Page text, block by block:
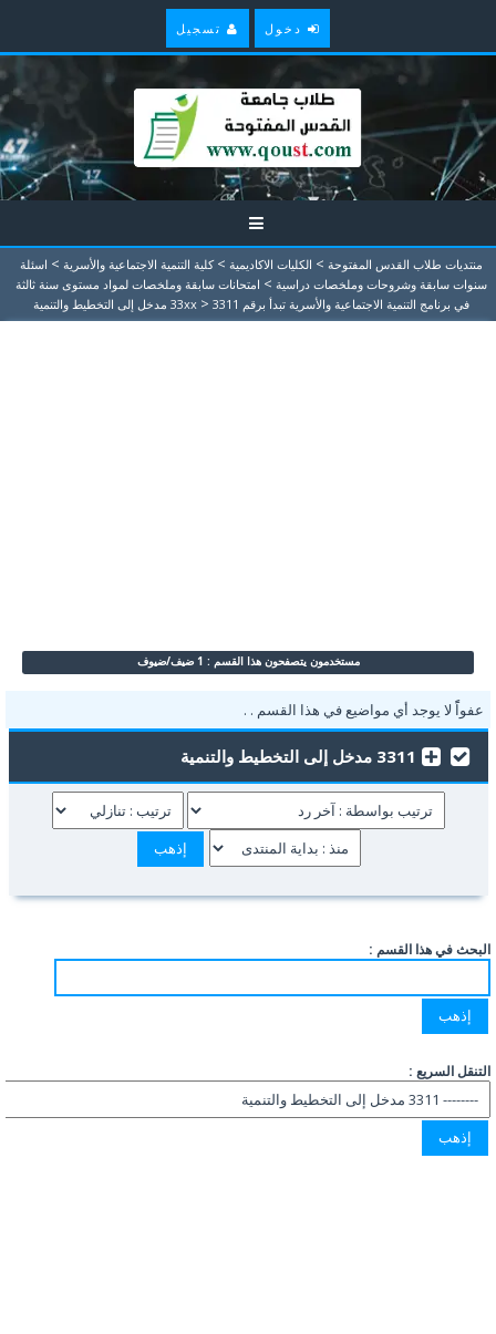
دخول تسجيل
منتديات طلاب القدس المفتوحة > الكليات الاكاديمية > كلية التنمية الاجتماعية والأسرية > اسئلة
سنوات سابقة وشروحات وملخصات دراسية > امتحانات سابقة وملخصات لمواد مستوى سنة ثالثة
في برنامج التنمية الاجتماعية والأسرية تبدأ برقم 33xx
> 3311 مدخل إلى التخطيط والتنمية
مستخدمون يتصفحون هذا القسم : 1 ضيف/ضيوف
عفواًً لا يوجد أي مواضيع في هذا القسم . .
3311 مدخل إلى التخطيط والتنمية
البحث في هذا القسم :
التنقل السريع :